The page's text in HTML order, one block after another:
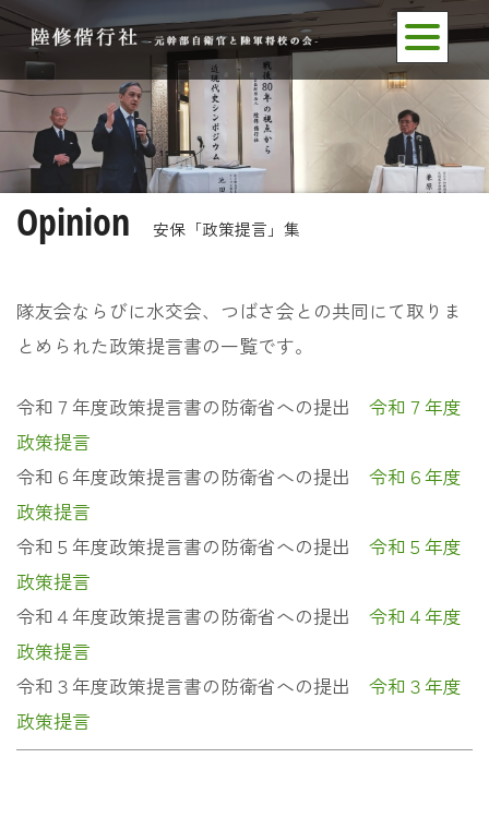
Opinion 安保「政策提言」集
隊友会ならびに水交会、つばさ会との共同にて取りま
とめられた政策提言書の一覧です。
令和７年度政策提言書の防衛省への提出 令和７年度
政策提言
令和６年度政策提言書の防衛省への提出 令和６年度
政策提言
令和５年度政策提言書の防衛省への提出 令和５年度
政策提言
令和４年度政策提言書の防衛省への提出 令和４年度
政策提言
令和３年度政策提言書の防衛省への提出 令和３年度
政策提言